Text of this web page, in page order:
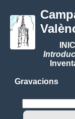
Gravacions